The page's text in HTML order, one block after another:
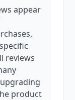
appear
reviews
product